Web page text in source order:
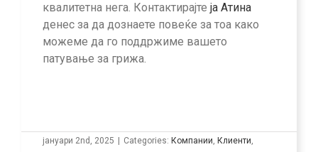
квалитетна нега. Контактирајте ја Атина
денес за да дознаете повеќе за тоа како
можеме да го поддржиме вашето
патување за грижа.
јануари 2nd, 2025 Categories: Компании, Клиенти,